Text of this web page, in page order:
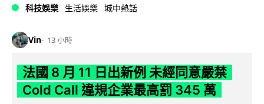
科技娛樂 生活娛樂 城中熱話
Vin 13 小時
法國 8 月 11 日出新例 未經同意嚴禁
Cold Call 違規企業最高罰 345 萬